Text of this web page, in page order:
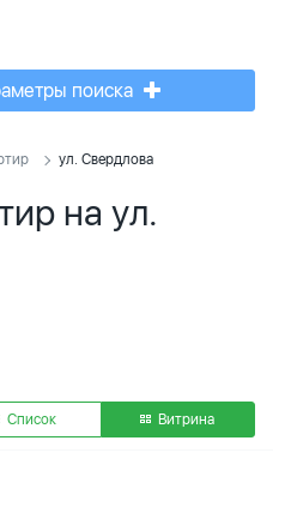
поиска
ул. Свердлова
на ул.
Список Витрина